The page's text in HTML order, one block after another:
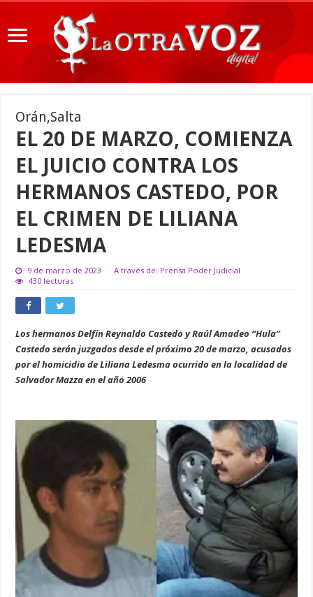
Orán,Salta
EL 20 DE MARZO, COMIENZA
EL JUICIO CONTRA LOS
HERMANOS CASTEDO, POR
EL CRIMEN DE LILIANA
LEDESMA
9 de marzo de 2023
A través de: Prensa Poder Judicial
430 lecturas
Los hermanos Delfín Reynaldo Castedo y Raúl Amadeo “Hula”
Castedo serán juzgados desde el próximo 20 de marzo, acusados
por el homicidio de Liliana Ledesma ocurrido en la localidad de
Salvador Mazza en el año 2006